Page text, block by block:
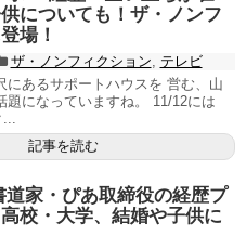
についても！ザ・ノンフ
場！
ザ・ノンフィクション, テレビ
にあるサポートハウスを 営む、山
題になっていますね。 11/12には
...
記事を読む
道家・ぴあ取締役の経歴プ
校・大学、結婚や子供に